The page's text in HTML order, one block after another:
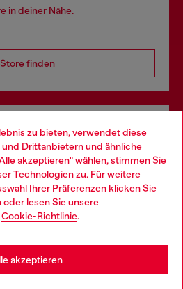
zu bieten, verwendet diese
Drittanbietern und ähnliche
akzeptieren" wählen, stimmen Sie
Technologien zu. Für weitere
Ihrer Präferenzen klicken Sie
oder lesen Sie unsere
Cookie-Richtlinie.
akzeptieren
in deiner Nähe.
Store finden
Service-Angebot, online und
erfahren
Deutschland website, but it seems
States